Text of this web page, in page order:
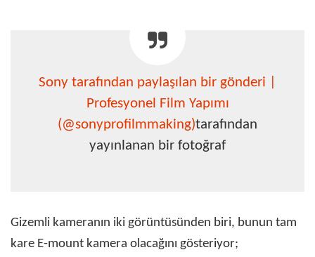
Sony tarafından paylaşılan bir gönderi |
Profesyonel Film Yapımı
(@sonyprofilmmaking)tarafından
yayınlanan bir fotoğraf
Gizemli kameranın iki görüntüsünden biri, bunun tam
kare E-mount kamera olacağını gösteriyor;